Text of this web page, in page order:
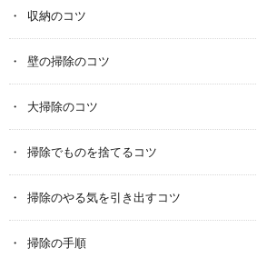
収納のコツ
壁の掃除のコツ
大掃除のコツ
掃除でものを捨てるコツ
掃除のやる気を引き出すコツ
掃除の手順